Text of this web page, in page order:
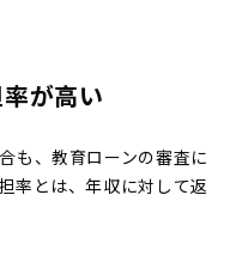
が高い
も、教育ローンの審査に
率とは、年収に対して返